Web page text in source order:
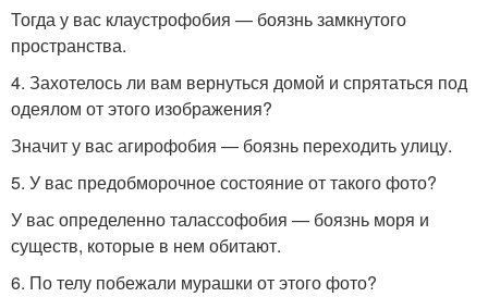
Тогда у вас клаустрофобия — боязнь замкнутого
пространства.
4. Захотелось ли вам вернуться домой и спрятаться под
одеялом от этого изображения?
Значит у вас агирофобия — боязнь переходить улицу.
5. У вас предобморочное состояние от такого фото?
У вас определенно талассофобия — боязнь моря и
существ, которые в нем обитают.
6. По телу побежали мурашки от этого фото?